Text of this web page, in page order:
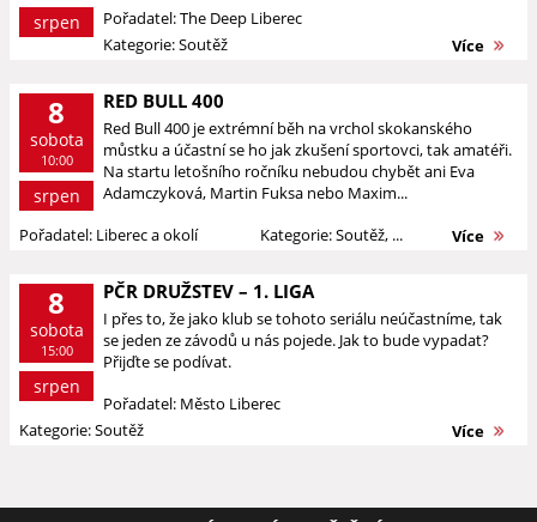
srpen
Pořadatel: The Deep Liberec
Kategorie: Soutěž
Více
8
sobota
10:00
srpen
RED BULL 400
Red Bull 400 je extrémní běh na vrchol skokanského
můstku a účastní se ho jak zkušení sportovci, tak amatéři.
Na startu letošního ročníku nebudou chybět ani Eva
Adamczyková, Martin Fuksa nebo Maxim...
Pořadatel: Liberec a okolí
Kategorie: Soutěž, ... Více
8
sobota
15:00
srpen
PČR DRUŽSTEV – 1. LIGA
I přes to, že jako klub se tohoto seriálu neúčastníme, tak
se jeden ze závodů u nás pojede. Jak to bude vypadat?
Přijďte se podívat.
Pořadatel: Město Liberec
Kategorie: Soutěž
Více